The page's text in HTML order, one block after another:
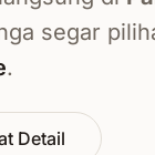
segar
.
Detail